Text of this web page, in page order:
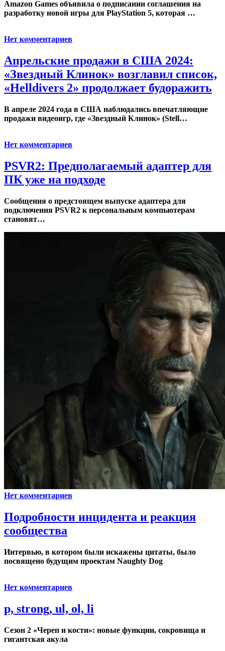
Amazon Games объявила о подписании соглашения на
разработку новой игры для PlayStation 5, которая …
Нет комментариев
Апрельские продажи в США 2024:
«Звездный Клинок» возглавил список,
«Helldivers 2» продолжает будоражить
В апреле 2024 года в США наблюдались впечатляющие
продажи видеоигр, где «Звездный Клинок» (Stell…
Нет комментариев
PSVR2: Предполагаемый адаптер для
ПК уже на подходе
Сообщения о предстоящем выпуске адаптера для
подключения PSVR2 к персональным компьютерам
становят…
Нет комментариев
Подробности инцидента и реакция
сообщества
Интервью, в котором были искажены цитаты, было
посвящено будущим проектам Naughty Dog
Нет комментариев
p, strong, ul, ol, li
Сезон 2 «Череп и кости»: новые функции, сокровища и
гигантская акула